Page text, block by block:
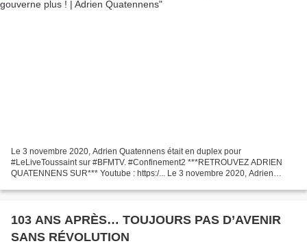
Le 3 novembre 2020, Adrien Quatennens était en duplex pour
#LeLiveToussaint sur #BFMTV. #Confinement2 ***RETROUVEZ ADRIEN
QUATENNENS SUR*** Youtube : https:/... Le 3 novembre 2020, Adrien
103 ANS APRÈS… TOUJOURS PAS D’AVENIR
SANS RÉVOLUTION